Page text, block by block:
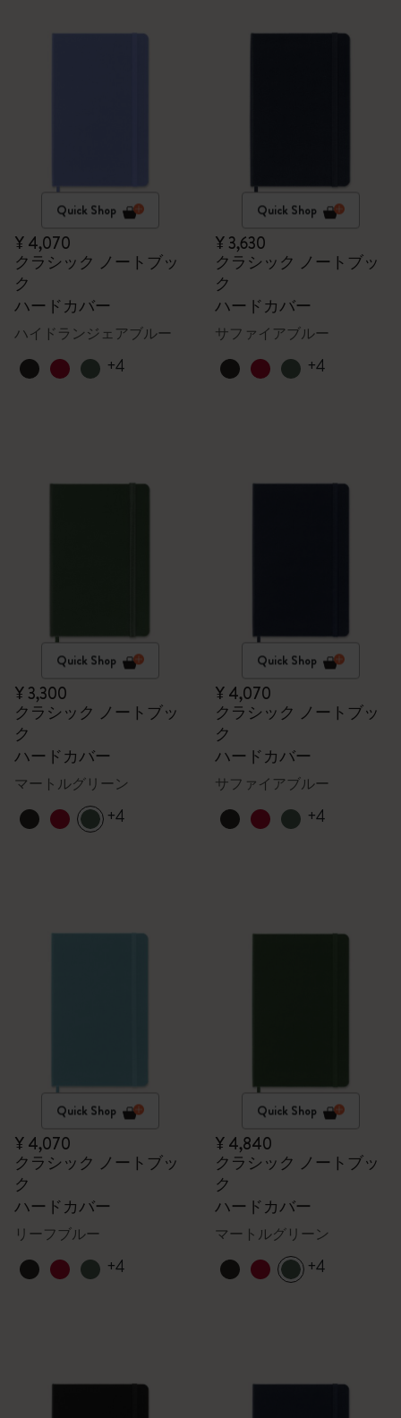
Quick Shop
¥ 4,070
クラシック ノートブッ
ク
ハードカバー
ハイドランジェアブルー
+4
Quick Shop
¥ 3,630
クラシック ノートブッ
ク
ハードカバー
サファイアブルー
+4
Quick Shop
¥ 3,300
クラシック ノートブッ
ク
ハードカバー
マートルグリーン
+4
Quick Shop
¥ 4,070
クラシック ノートブッ
ク
ハードカバー
サファイアブルー
+4
Quick Shop
¥ 4,070
クラシック ノートブッ
ク
ハードカバー
リーフブルー
+4
Quick Shop
¥ 4,840
クラシック ノートブッ
ク
ハードカバー
マートルグリーン
+4